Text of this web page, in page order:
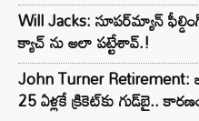
Will Jacks: సూపర్‌మ్యాన్
క్యాచ్ ను అలా పట్టేశావ్.!
John Turner Retirement:
25 ఏళ్లకే క్రికెట్‌కు గుడ్‌బై..